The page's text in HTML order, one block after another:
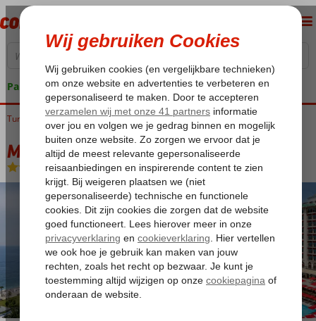
Pakketgarantie
Home
Turkije Turkse Riviera Antalya Konyaalti Megasaray Westbeach
Megasaray Westbeach
Ultra All Inclusive-Hotel